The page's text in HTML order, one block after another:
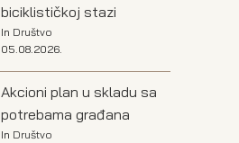
biciklističkoj stazi
In Društvo
05.08.2026.
Akcioni plan u skladu sa
potrebama građana
In Društvo